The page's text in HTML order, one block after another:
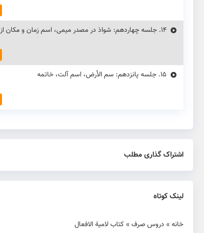
14. جلسه چهاردهم: شواذ در مصدر میمی، اسم زمان و مکان
15. جلسه پانزدهم: سم الأرض، اسم آلت، خاتمه
اشتراک گذاری مطلب
لینک کوتاه
خانه» دروس صرف» کتاب لامیة الافعال